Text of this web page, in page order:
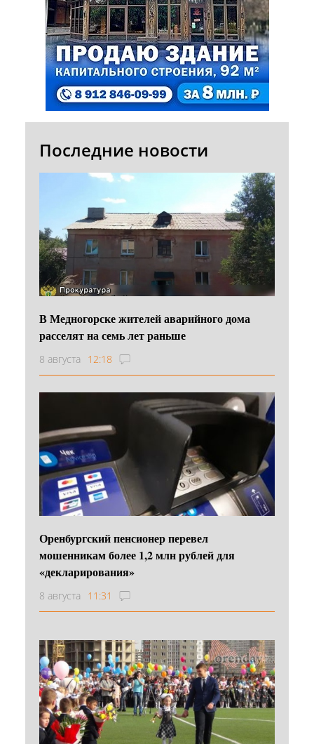
Последние новости
В Медногорске жителей аварийного дома
расселят на семь лет раньше
8 августа 12:18
Оренбургский пенсионер перевел
мошенникам более 1,2 млн рублей для
«декларирования»
8 августа 11:31